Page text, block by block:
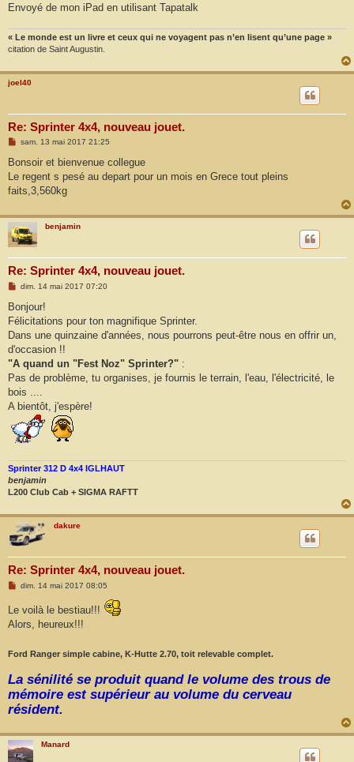
Envoyé de mon iPad en utilisant Tapatalk
« Le monde est un livre et ceux qui ne voyagent pas n’en lisent qu’une page »
citation de Saint Augustin.
joel40
Re: Sprinter 4x4, nouveau jouet.
M
s
a
g
sam. 13 mai 2017 21:25
Bonsoir et bienvenue collegue
Le regent s pesé au depart pour un mois en Grece tout pleins
faits,3,560kg
benjamin
Re: Sprinter 4x4, nouveau jouet.
M
s
a
g
dim. 14 mai 2017 07:20
Bonjour!
Félicitations pour ton magnifique Sprinter.
Dans une quinzaine d'années, nous pourrons peut-être nous en offrir un,
d'occasion !!
"A quand un "Fest Noz" Sprinter?" :
Pas de problème, tu organises, je fournis le terrain, l'eau, l'électricité, le
bois ....
A bientôt, j'espère!
Sprinter 312 D 4x4 IGLHAUT
benjamin
L200 Club Cab + SIGMA RAFTT
dakure
Re: Sprinter 4x4, nouveau jouet.
M
s
a
dim. 14 mai 2017 08:05
Le voilà le bestiau!!!
Alors, heureux!!!
Ford Ranger simple cabine, K-Hutte 2.70, toit relevable complet.
La sénilité se produit quand le volume des trous de
mémoire est supérieur au volume du cerveau
résident.
Manard